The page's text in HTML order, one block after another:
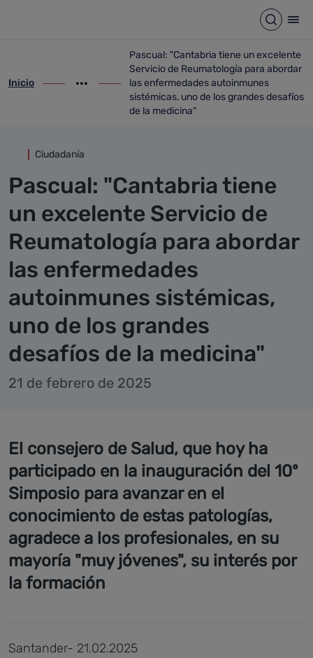
Abrir
ir-a inicio
Inicio
Mostrar opciones del camino de migas
ir-a Pascual: "Cantabria tiene un
Pascual: "Cantabria tiene un excelente
Servicio de Reumatología para abordar
las enfermedades autoinmunes
sistémicas, uno de los grandes desafíos
de la medicina"
Ciudadanía
Pascual: "Cantabria tiene
un excelente Servicio de
Reumatología para abordar
las enfermedades
autoinmunes sistémicas,
uno de los grandes
desafíos de la medicina"
21 de febrero de 2025
El consejero de Salud, que hoy ha
participado en la inauguración del 10º
Simposio para avanzar en el
conocimiento de estas patologías,
agradece a los profesionales, en su
mayoría "muy jóvenes", su interés por
la formación
Santander- 21.02.2025